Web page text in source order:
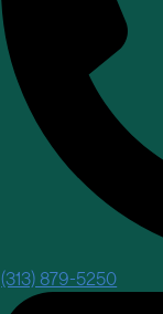
(313) 879-5250